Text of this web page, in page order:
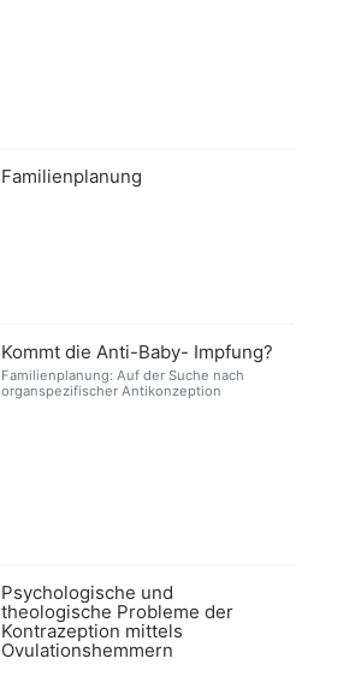
Familienplanung
Kommt die Anti-Baby- Impfung?
Familienplanung: Auf der Suche nach
organspezifischer Antikonzeption
Psychologische und
theologische Probleme der
Kontrazeption mittels
Ovulationshemmern